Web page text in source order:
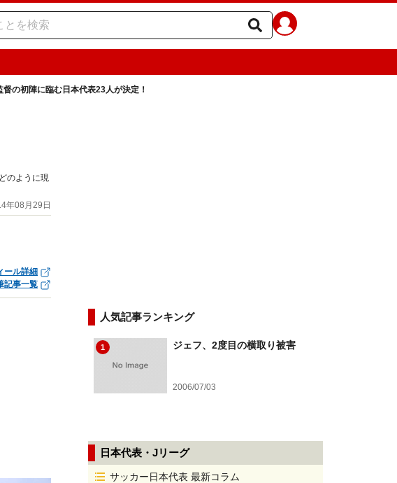
督の初陣に臨む日本代表23人が決定！
のように現
年08月29日
ール詳細
記事一覧
人気記事ランキング
1 ジェフ、2度目の横取り被害
2006/07/03
日本代表・Jリーグ
サッカー日本代表 最新コラム